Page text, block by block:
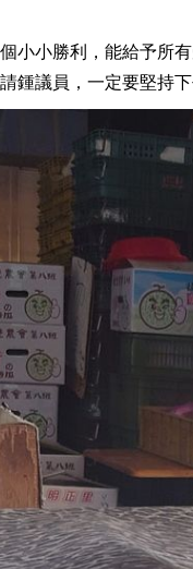
小小勝利，能給予所
鍾議員，一定要堅持